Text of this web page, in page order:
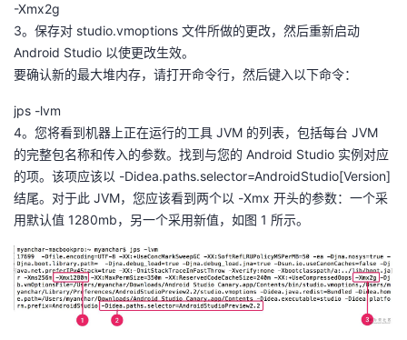
-Xmx2g
3。保存对 studio.vmoptions 文件所做的更改，然后重新启动
Android Studio 以使更改生效。
要确认新的最大堆内存，请打开命令行，然后键入以下命令：
jps -lvm
4。您将看到机器上正在运行的工具 JVM 的列表，包括每台 JVM
的完整包名称和传入的参数。找到与您的 Android Studio 实例对应
的项。该项应该以 -Didea.paths.selector=AndroidStudio[Version]
结尾。对于此 JVM，您应该看到两个以 -Xmx 开头的参数：一个采
用默认值 1280mb，另一个采用新值，如图 1 所示。